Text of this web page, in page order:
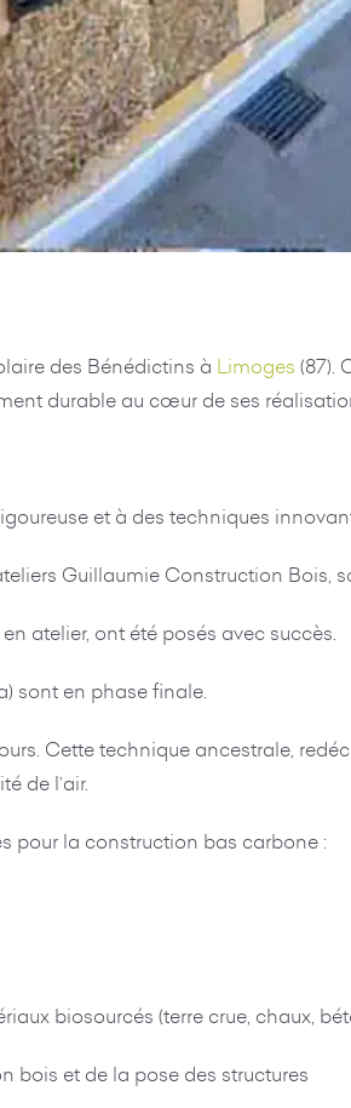
des Bénédictins à Limoges (87).
durable au cœur de ses
et à des techniques
Guillaumie Construction Bois,
atelier, ont été posés avec succès.
sont en phase finale.
Cette technique ancestrale,
de l’air.
pour la construction bas carbone :
biosourcés (terre crue, chaux,
bois et de la pose des structures